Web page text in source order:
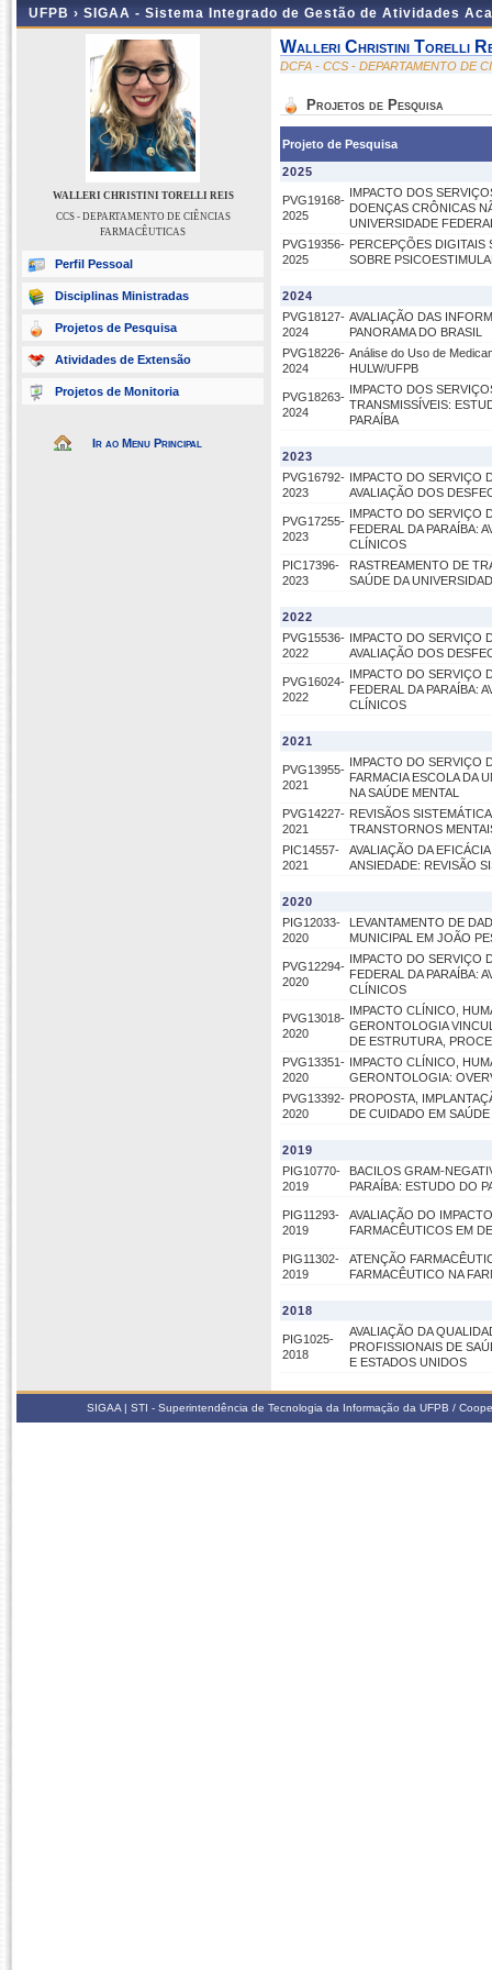
UFPB › SIGAA - Sistema Integrado de Gestão de Atividades
WALLERI CHRISTINI TORELLI REIS
CCS - DEPARTAMENTO DE CIÊNCIAS
FARMACÊUTICAS
Perfil Pessoal
Disciplinas Ministradas
Projetos de Pesquisa
Atividades de Extensão
Projetos de Monitoria
Ir ao Menu Principal
Walleri Christini Torelli
DCFA - CCS - DEPARTAMENTO DE
Projetos de Pesquisa
Projeto de Pesquisa
2025
PVG19168-
2025
IMPACTO DOS
DOENÇAS CRÔNICAS
UNIVERSIDADE
PVG19356-
2025
PERCEPÇÕES DIGITAIS
SOBRE
2024
PVG18127-
2024
AVALIAÇÃO DAS
PANORAMA DO BRASIL
PVG18226-
2024
Análise do Uso de
HULW/UFPB
PVG18263-
2024
IMPACTO DOS
TRANSMISSÍVEIS:
PARAÍBA
2023
PVG16792-
2023
IMPACTO DO SERVIÇO
AVALIAÇÃO DOS
PVG17255-
2023
IMPACTO DO SERVIÇO
FEDERAL DA PARAÍBA:
CLÍNICOS
PIC17396-
2023
RASTREAMENTO DE
SAÚDE DA
2022
PVG15536-
2022
IMPACTO DO SERVIÇO
AVALIAÇÃO DOS
PVG16024-
2022
IMPACTO DO SERVIÇO
FEDERAL DA PARAÍBA:
CLÍNICOS
2021
PVG13955-
2021
IMPACTO DO SERVIÇO
FARMACIA ESCOLA DA
NA SAÚDE MENTAL
PVG14227-
2021
REVISÃOS
TRANSTORNOS
PIC14557-
2021
AVALIAÇÃO DA
ANSIEDADE: REVISÃO
2020
PIG12033-
2020
LEVANTAMENTO DE
MUNICIPAL EM JOÃO
PVG12294-
2020
IMPACTO DO SERVIÇO
FEDERAL DA PARAÍBA:
CLÍNICOS
PVG13018-
2020
IMPACTO CLÍNICO,
GERONTOLOGIA
DE ESTRUTURA,
PVG13351-
2020
IMPACTO CLÍNICO,
GERONTOLOGIA:
PVG13392-
2020
PROPOSTA,
DE CUIDADO EM
2019
PIG10770-
2019
BACILOS GRAM-
PARAÍBA: ESTUDO DO
PIG11293-
2019
AVALIAÇÃO DO
FARMACÊUTICOS EM
PIG11302-
2019
ATENÇÃO
FARMACÊUTICO NA
2018
PIG1025-
2018
AVALIAÇÃO DA
PROFISSIONAIS DE
E ESTADOS UNIDOS
SIGAA | STI - Superintendência de Tecnologia da Informação da UFPB /